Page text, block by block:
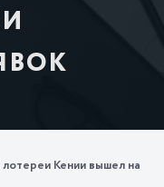
Кении вышел на